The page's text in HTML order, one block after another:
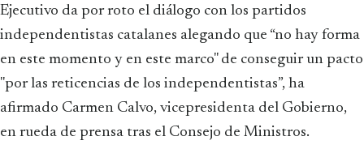
Ejecutivo da por roto el diálogo con los partidos
independentistas catalanes alegando que “no hay forma
en este momento y en este marco" de conseguir un pacto
"por las reticencias de los independentistas”, ha
afirmado Carmen Calvo, vicepresidenta del Gobierno,
en rueda de prensa tras el Consejo de Ministros.